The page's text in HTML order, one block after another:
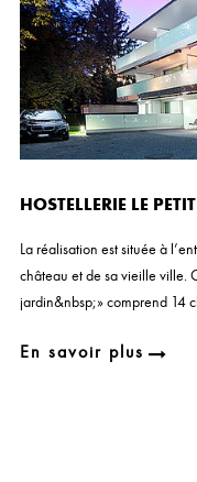
HOSTELLERIE LE
La réalisation est située à
château et de sa vieille ville.
jardin&nbsp;» comprend 14
En savoir plus